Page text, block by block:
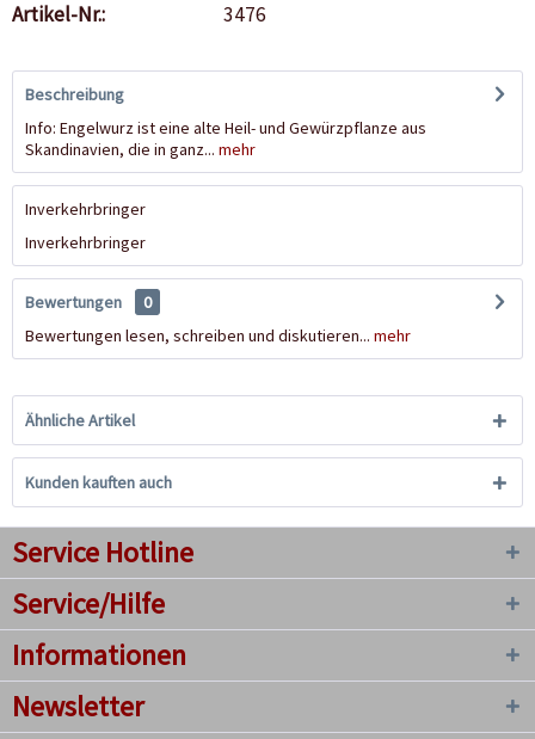
Artikel-Nr.: 3476
Beschreibung
Info: Engelwurz ist eine alte Heil- und Gewürzpflanze aus
Skandinavien, die in ganz... mehr
Inverkehrbringer
Inverkehrbringer
Bewertungen
0
Bewertungen lesen, schreiben und diskutieren... mehr
Ähnliche Artikel
Kunden kauften auch
Service Hotline
Service/Hilfe
Informationen
Newsletter